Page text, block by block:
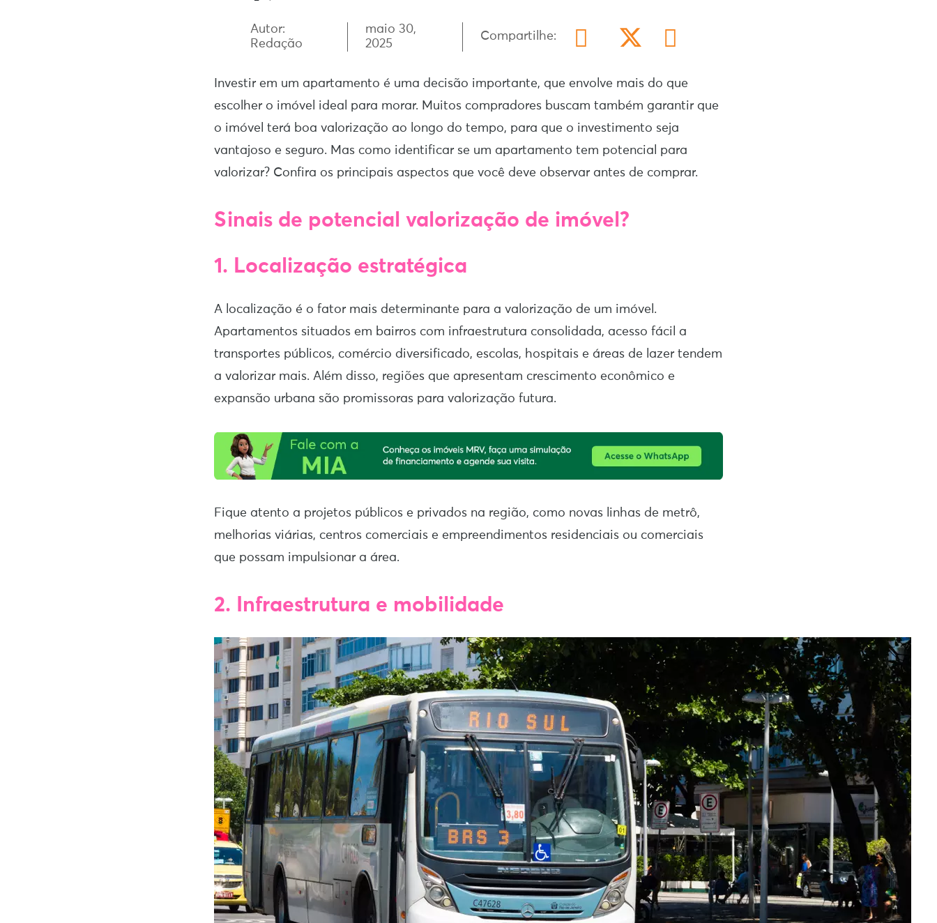
Autor:
Redação
maio 30,
2025
Compartilhe:
Investir em um apartamento é uma decisão importante, que envolve mais do que
escolher o imóvel ideal para morar. Muitos compradores buscam também garantir que
o imóvel terá boa valorização ao longo do tempo, para que o investimento seja
vantajoso e seguro. Mas como identificar se um apartamento tem potencial para
valorizar? Confira os principais aspectos que você deve observar antes de comprar.
Sinais de potencial valorização de imóvel?
1. Localização estratégica
A localização é o fator mais determinante para a valorização de um imóvel.
Apartamentos situados em bairros com infraestrutura consolidada, acesso fácil a
transportes públicos, comércio diversificado, escolas, hospitais e áreas de lazer tendem
a valorizar mais. Além disso, regiões que apresentam crescimento econômico e
expansão urbana são promissoras para valorização futura.
Fique atento a projetos públicos e privados na região, como novas linhas de metrô,
melhorias viárias, centros comerciais e empreendimentos residenciais ou comerciais
que possam impulsionar a área.
2. Infraestrutura e mobilidade